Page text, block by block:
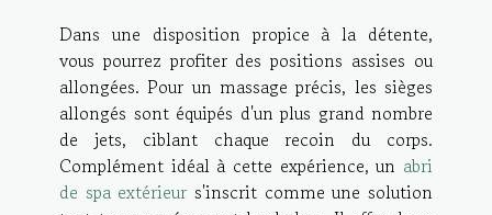
Dans une disposition propice à la détente,
vous pourrez profiter des positions assises ou
allongées. Pour un massage précis, les sièges
allongés sont équipés d'un plus grand nombre
de jets, ciblant chaque recoin du corps.
Complément idéal à cette expérience, un abri
de spa extérieur s'inscrit comme une solution